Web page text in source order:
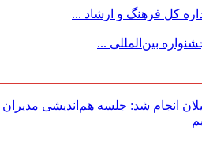
کل فرهنگ و ارشاد ...
بین‌المللی ...
انجام شد: جلسه هم‌اندیشی